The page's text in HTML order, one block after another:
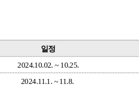
일정
2024.10.02. ~ 10.25.
2024.11.1. ~ 11.8.